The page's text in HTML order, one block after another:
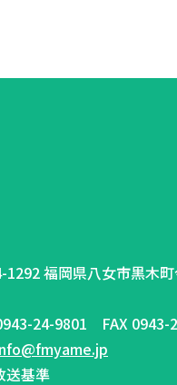
1292 福岡県八女市黒木
24-9801 FAX 0943-
送基準